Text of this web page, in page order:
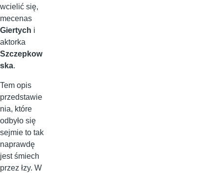
wcielić się,
mecenas
Giertych i
aktorka
Szczepkow
ska.
Tem opis
przedstawie
nia, które
odbyło się
sejmie to tak
naprawdę
jest śmiech
przez łzy. W